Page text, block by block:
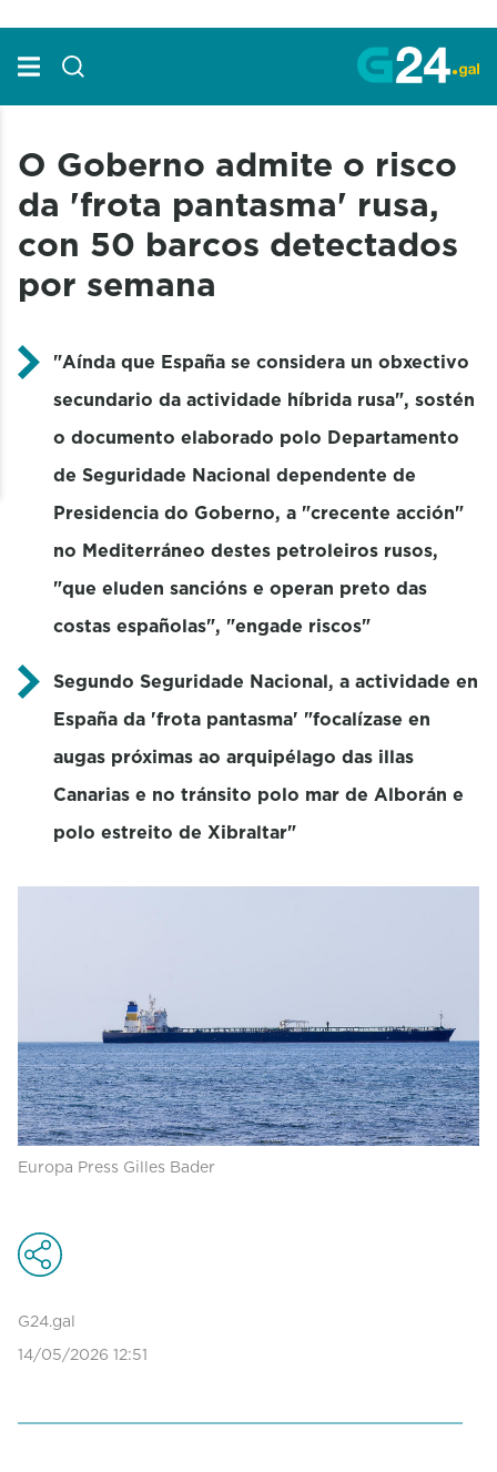
O Goberno admite o risco
da 'frota pantasma' rusa,
con 50 barcos detectados
por semana
"Aínda que España se considera un obxectivo
secundario da actividade híbrida rusa", sostén
o documento elaborado polo Departamento
de Seguridade Nacional dependente de
Presidencia do Goberno, a "crecente acción"
no Mediterráneo destes petroleiros rusos,
"que eluden sancións e operan preto das
costas españolas", "engade riscos"
Segundo Seguridade Nacional, a actividade en
España da 'frota pantasma' "focalízase en
augas próximas ao arquipélago das illas
Canarias e no tránsito polo mar de Alborán e
polo estreito de Xibraltar"
Europa Press Gilles Bader
G24.gal
14/05/2026 12:51